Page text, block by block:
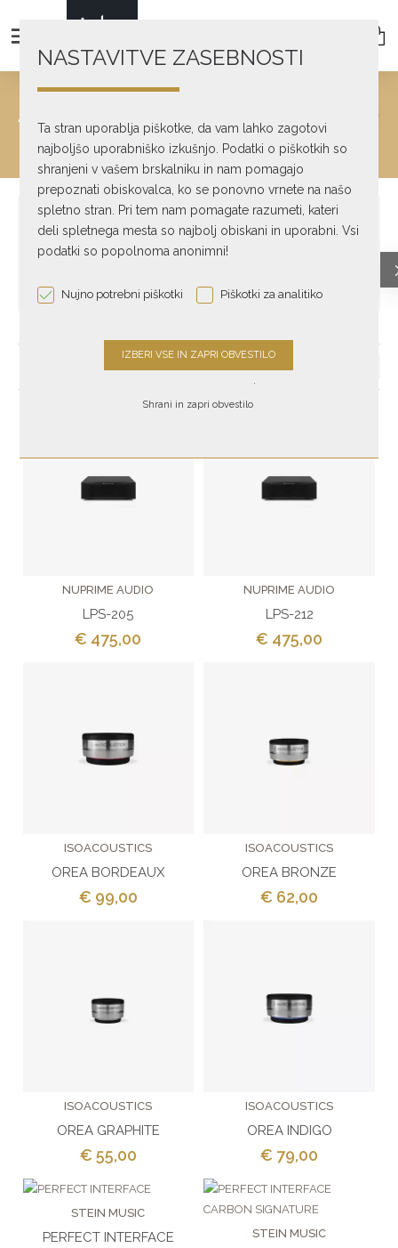
AVDIO DODATKI
Avdio dodatki
prostora - Aktivni
prostora - Pasivni
end razdelilci
NUPRIME AUDIO
LPS-205
€ 475,00
NUPRIME AUDIO
LPS-212
€ 475,00
ISOACOUSTICS
OREA BORDEAUX
€ 99,00
ISOACOUSTICS
OREA BRONZE
€ 62,00
ISOACOUSTICS
OREA GRAPHITE
€ 55,00
ISOACOUSTICS
OREA INDIGO
€ 79,00
STEIN MUSIC
PERFECT INTERFACE STEIN MUSIC
NASTAVITVE ZASEBNOSTI
Ta stran uporablja piškotke, da vam lahko zagotovi
najboljšo uporabniško izkušnjo. Podatki o piškotkih so
shranjeni v vašem brskalniku in nam pomagajo
prepoznati obiskovalca, ko se ponovno vrnete na našo
spletno stran. Pri tem nam pomagate razumeti, kateri
deli spletnega mesta so najbolj obiskani in uporabni. Vsi
podatki so popolnoma anonimni!
Nujno potrebni piškotki Piškotki za analitiko
Shrani in zapri obvestilo
.